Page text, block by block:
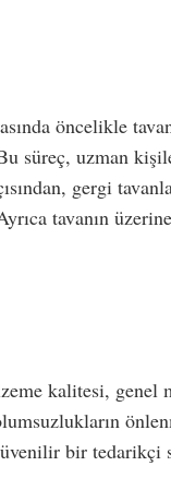
öncelikle
süreç, uzman
gergi
tavanın
kalitesi, genel
bir tedarikçi